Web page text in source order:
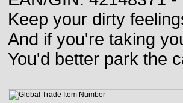
Keep your dirty
And if you're taking
You'd better park the